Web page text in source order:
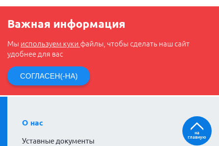
Важная информация
Мы используем куки файлы, чтобы сделать наш сайт
удобнее для вас
СОГЛАСЕН(-НА)
О нас
Уставные документы
на
главную